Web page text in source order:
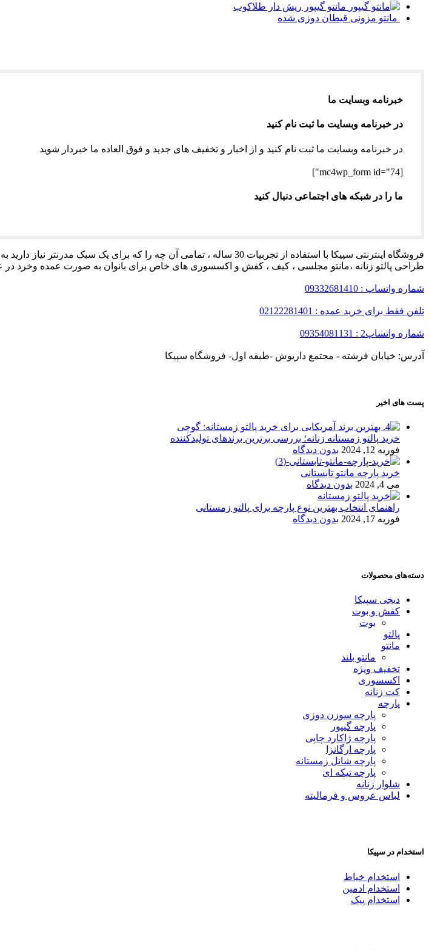
مانتو گیپور ریش دار طلاکوب
مانتو مزونی قیطان دوزی شده
خبرنامه وبسایت ما
در خبرنامه وبسایت ما ثبت نام کنید
در خبرنامه وبسایت ما ثبت نام کنید و از اخبار و تخفیف های جدید و فوق العاده ما خبردار شوید
[mc4wp_form id="74"]
ما را در شبکه های اجتماعی دنبال کنید
طراحی پالتو زنانه ،مانتو مجلسی ، کیف ، کفش و اکسسوری های خاص برای بانوان به صورت عمده وخرد
شماره واتساپ : 09332681410
تلفن فقط برای خرید عمده : 02122281401
شماره واتساپ2 : 09354081131
آدرس: خیابان فرشته - مجتمع داریوش -طبقه اول- فروشگاه سپیکا
پست های اخیر
خرید پالتو زمستانه زنانه؛ بررسی برترین برندهای تولیدکننده
فوریه 12, 2024
بدون دیدگاه
خرید پارچه مانتو تابستانی
می 4, 2024
بدون دیدگاه
راهنمای انتخاب بهترین نوع پارچه برای پالتو زمستانی
فوریه 17, 2024
بدون دیدگاه
دسته‌های محصولات
دیجی سپیکا
کفش و بوت
بوت
پالتو
مانتو
مانتو بلند
تخفیف ویژه
اکسسوری
کت زنانه
پارچه
پارچه سوزن دوزی
پارچه گیپور
پارچه ژاکارد چاپی
پارچه ارگانزا
پارچه شانل زمستانه
پارچه تیکه ای
شلوار زنانه
لباس عروس و فرمالیته
استخدام در سپیکا
استخدام خیاط
استخدام ادمین
استخدام پیک